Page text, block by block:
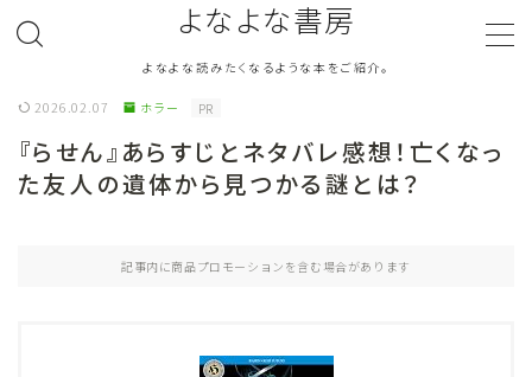
よなよな書房
よなよな読みたくなるような本をご紹介。
ジャンル Genre
Evaluation
2026.02.07 ホラー PR
『らせん』あらすじとネタバレ感想！亡くなっ
た友人の遺体から見つかる謎とは？
記事内に商品プロモーションを含む場合があります